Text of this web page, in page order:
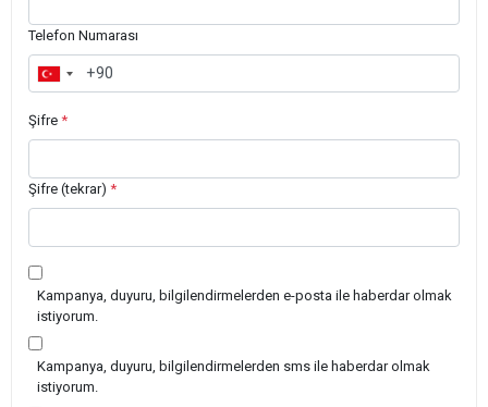
Telefon Numarası
Şifre *
Şifre (tekrar) *
Kampanya, duyuru, bilgilendirmelerden e-posta ile haberdar olmak
istiyorum.
Kampanya, duyuru, bilgilendirmelerden sms ile haberdar olmak
istiyorum.